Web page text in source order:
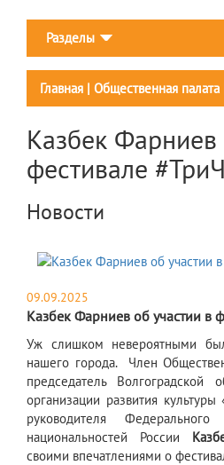
Разделы
Главная | Общественная палата
Казбек Фарниев
фестивале
Новости
09.09.2025
Казбек Фарниев об участии в
​Уж слишком невероятными
нашего города. Член
председатель Волгоградской
организации развития
руководителя
национальностей России
своими впечатлениями о